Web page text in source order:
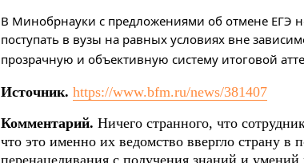
В Минобрнауки с предложениями об отмене ЕГЭ
поступать в вузы на равных условиях вне
прозрачную и объективную систему итоговой
Источник. https://www.bfm.ru/news/381407
Комментарий. Ничего странного, что
что это именно их ведомство ввергло страну в